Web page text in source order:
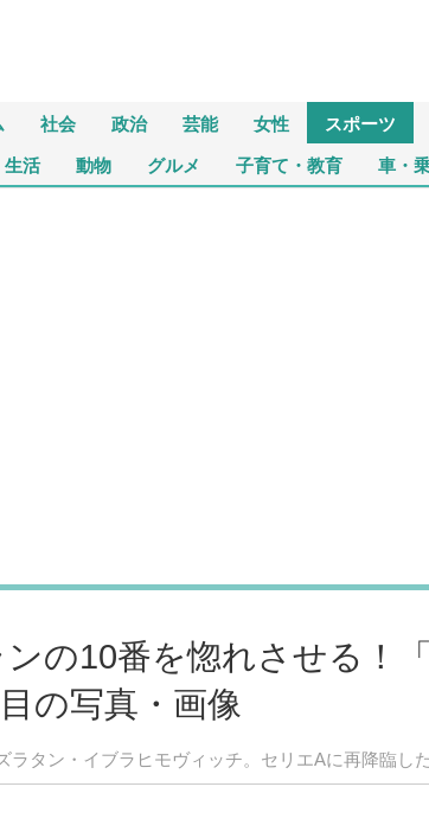
社会 政治 芸能 女性 スポーツ
生活 動物 グルメ 子育て・教育 車・
の10番を惚れさせる！
の写真・画像
ラタン・イブラヒモヴィッチ。セリエAに再降臨し